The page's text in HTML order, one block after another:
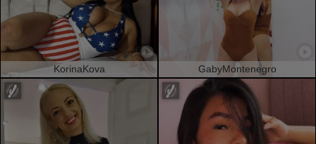
KorinaKova GabyMontenegro